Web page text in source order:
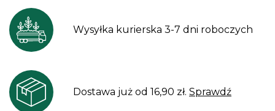
Wysyłka kurierska 3-7 dni roboczych
Dostawa już od 16,90 zł. Sprawdź